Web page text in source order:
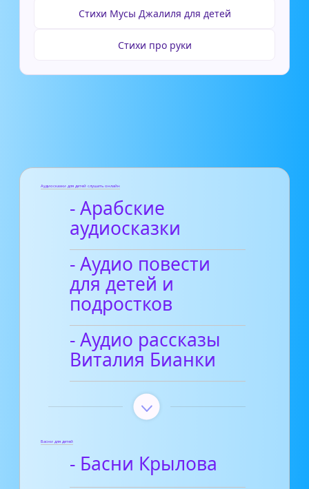
Стихи Мусы Джалиля для детей
Стихи про руки
Аудиосказки для детей слушать онлайн
- Арабские
аудиосказки
- Аудио повести
для детей и
подростков
- Аудио рассказы
Виталия Бианки
Басни для детей
- Басни Крылова